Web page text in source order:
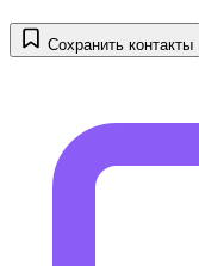
Сохранить контакты